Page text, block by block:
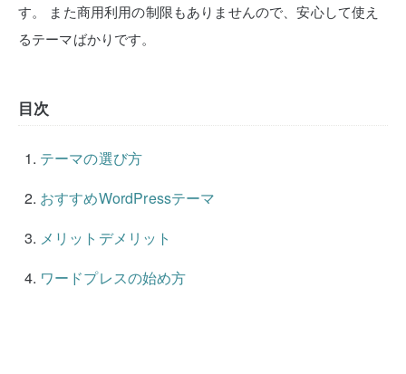
す。
また商用利用の制限もありませんので、安心して使え
るテーマばかりです。
目次
テーマの選び方
おすすめWordPressテーマ
メリットデメリット
ワードプレスの始め方